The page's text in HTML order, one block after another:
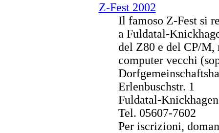
Z-Fest 2002
Il famoso Z-Fest si
a Fuldatal-
del Z80 e del CP/
computer vecchi
Erlenbuschstr. 1
Fuldatal-Knickhagen
Tel. 05607-7602
Per iscrizioni,